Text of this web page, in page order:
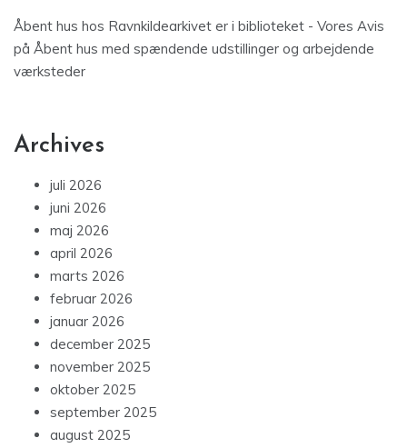
Åbent hus hos Ravnkildearkivet er i biblioteket - Vores Avis
på Åbent hus med spændende udstillinger og arbejdende
værksteder
Archives
juli 2026
juni 2026
maj 2026
april 2026
marts 2026
februar 2026
januar 2026
december 2025
november 2025
oktober 2025
september 2025
august 2025